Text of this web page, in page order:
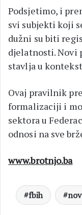
Podsjetimo, i
svi subjekti koji
dužni su biti
djelatnosti. Novi
stavlja u
Ovaj pravilnik
formalizaciji i
sektora u
odnosi na sve
www.brotnjo.ba
fbih